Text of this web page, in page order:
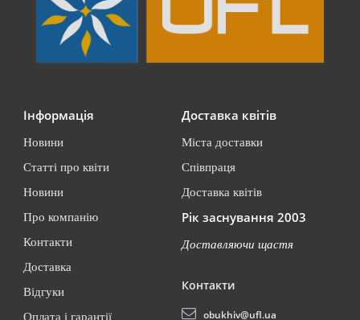
Інформація
Новини
Статті про квіти
Новини
Про компанію
Контакти
Доставка
Відгуки
Оплата і гарантії
Доставка квітів
Міста доставки
Співпраця
Доставка квітів
Рік заснування 2003
Доставляючи щастя
Контакти
obukhiv@ufl.ua